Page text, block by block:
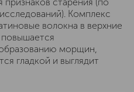
Комплекс
волокна в верхние
морщин,
гладкой и выглядит